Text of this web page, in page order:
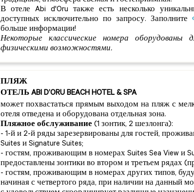
В отеле Abi d'Oru также есть несколько
доступных исключительно по запросу. Заполните
больше информации!
Некоторые классические номера оборудованы
физическими возможностями.
ПЛЯЖ
ОТЕЛЬ ABI D’ORU BEACH HOTEL & SPA
может похвастаться прямым выходом на пляж с
отеля отведена и оборудована отдельная зона.
Пляжное обслуживание (1 зонтик, 2 шезлонга):
- 1-й и 2-й ряды зарезервированы для гостей,
Suites и Signature Suites;
- гостям, проживающим в номерах Suites Sea View и
предоставлены зонтики во втором и третьем рядах
- гостям, проживающим в номерах других типов,
начиная с четвертого ряда, при наличии на данный